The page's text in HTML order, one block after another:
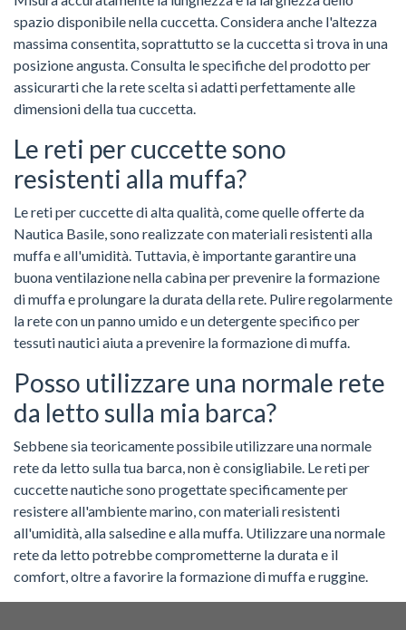
spazio disponibile nella cuccetta. Considera anche l'altezza
massima consentita, soprattutto se la cuccetta si trova in una
posizione angusta. Consulta le specifiche del prodotto per
assicurarti che la rete scelta si adatti perfettamente alle
dimensioni della tua cuccetta.
Le reti per cuccette sono
resistenti alla muffa?
Le reti per cuccette di alta qualità, come quelle offerte da
Nautica Basile, sono realizzate con materiali resistenti alla
muffa e all'umidità. Tuttavia, è importante garantire una
buona ventilazione nella cabina per prevenire la formazione
di muffa e prolungare la durata della rete. Pulire regolarmente
la rete con un panno umido e un detergente specifico per
tessuti nautici aiuta a prevenire la formazione di muffa.
Posso utilizzare una normale rete
da letto sulla mia barca?
Sebbene sia teoricamente possibile utilizzare una normale
rete da letto sulla tua barca, non è consigliabile. Le reti per
cuccette nautiche sono progettate specificamente per
resistere all'ambiente marino, con materiali resistenti
all'umidità, alla salsedine e alla muffa. Utilizzare una normale
rete da letto potrebbe comprometterne la durata e il
comfort, oltre a favorire la formazione di muffa e ruggine.